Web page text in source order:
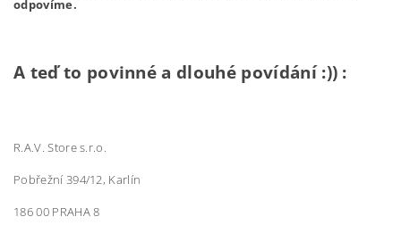
odpovíme.
A teď to povinné a dlouhé povídání :)) :
R.A.V. Store s.r.o.
Pobřežní 394/12, Karlín
186 00 PRAHA 8